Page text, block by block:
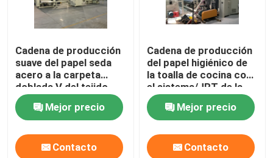
Máquina de embalaje de papel higiénico usado
Máquina de envoltura de papel higiénico de un solo
Máquina de embalaje de caja de tejidos de segunda
Transferencia automática de máquina entrelazada
Cadena de producción
suave del papel seda
acero a la carpeta
doblada V del tejido
facial del acero
Mejor precio
Contacto
Cadena de producción
del papel higiénico de
la toalla de cocina con
el sistema/JRT de la
laminación del
pegamentoMejor precio
Contacto